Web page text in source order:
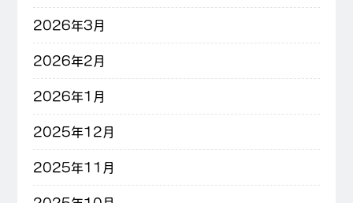
2026年3月
2026年2月
2026年1月
2025年12月
2025年11月